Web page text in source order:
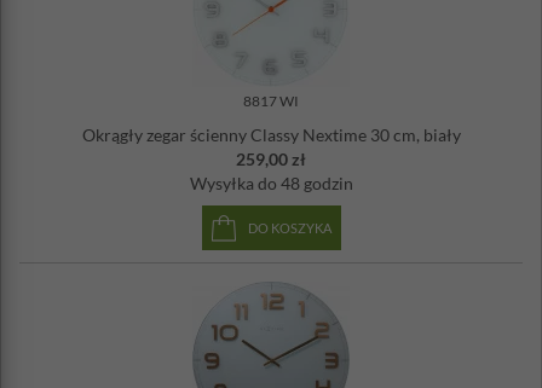
Mechanizm: płynący, cichy
8817 WI
Okrągły zegar ścienny Classy Nextime 30 cm, biały
259,00 zł
Wysyłka do 48 godzin
DO KOSZYKA